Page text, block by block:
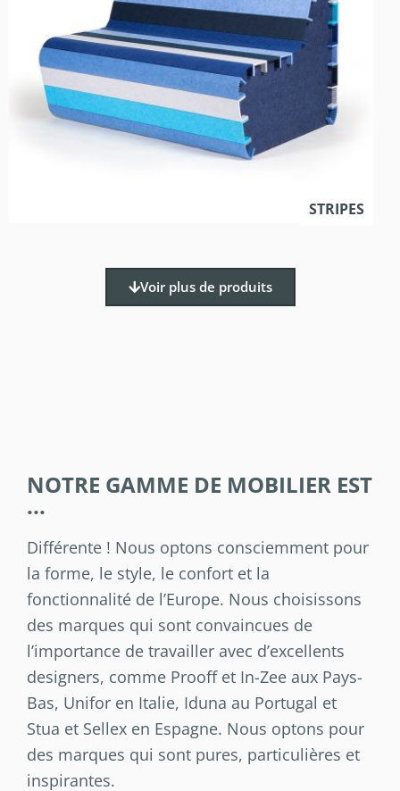
STRIPES
Voir plus de produits
NOTRE GAMME DE MOBILIER EST
...
Différente ! Nous optons consciemment pour
la forme, le style, le confort et la
fonctionnalité de l’Europe. Nous choisissons
des marques qui sont convaincues de
l’importance de travailler avec d’excellents
designers, comme Prooff et In-Zee aux Pays-
Bas, Unifor en Italie, Iduna au Portugal et
Stua et Sellex en Espagne. Nous optons pour
des marques qui sont pures, particulières et
inspirantes.